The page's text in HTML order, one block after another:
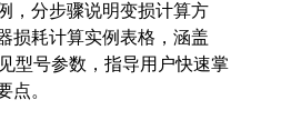
，分步骤说明变损计算方
损耗计算实例表格，涵盖
型号参数，指导用户快速掌
点。